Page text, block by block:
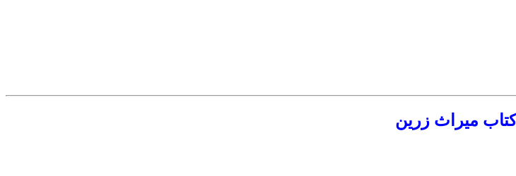
میراث زرین